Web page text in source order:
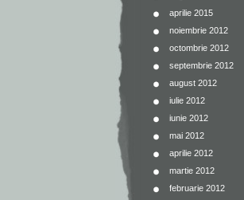
aprilie 2015
noiembrie 2012
octombrie 2012
septembrie 2012
august 2012
iulie 2012
iunie 2012
mai 2012
aprilie 2012
martie 2012
februarie 2012